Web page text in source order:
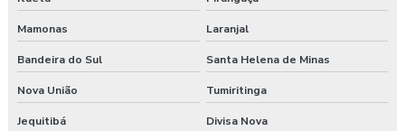
Mamonas Laranjal
Bandeira do Sul Santa Helena de Minas
Nova União Tumiritinga
Jequitibá Divisa Nova